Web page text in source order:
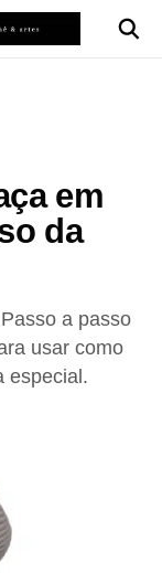
em
da
a passo
usar como
especial.